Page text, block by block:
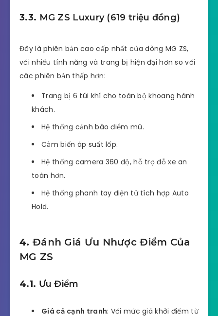
3.3. MG ZS Luxury (619 triệu đồng)
Đây là phiên bản cao cấp nhất của dòng MG ZS,
với nhiều tính năng và trang bị hiện đại hơn so với
các phiên bản thấp hơn:
Trang bị 6 túi khí cho toàn bộ khoang hành
khách.
Hệ thống cảnh báo điểm mù.
Cảm biến áp suất lốp.
Hệ thống camera 360 độ, hỗ trợ đỗ xe an
toàn hơn.
Hệ thống phanh tay điện tử tích hợp Auto
Hold.
4. Đánh Giá Ưu Nhược Điểm Của
MG ZS
4.1. Ưu Điểm
Giá cả cạnh tranh: Với mức giá khởi điểm từ